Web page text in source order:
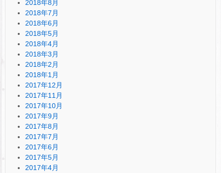
2018年8月
2018年7月
2018年6月
2018年5月
2018年4月
2018年3月
2018年2月
2018年1月
2017年12月
2017年11月
2017年10月
2017年9月
2017年8月
2017年7月
2017年6月
2017年5月
2017年4月